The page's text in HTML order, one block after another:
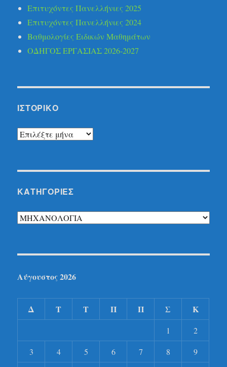
Επιτυχόντες Πανελλήνιες 2025
Επιτυχόντες Πανελλήνιες 2024
Βαθμολογίες Ειδικών Μαθημάτων
ΟΔΗΓΟΣ ΕΡΓΑΣΙΑΣ 2026-2027
ΙΣΤΟΡΙΚΌ
Ιστορικό
KΑΤΗΓΟΡΊΕΣ
Kατηγορίες
Αύγουστος 2026
Δ Τ Τ Π Π Σ Κ
1
2
3
4 5 6 7 8
9